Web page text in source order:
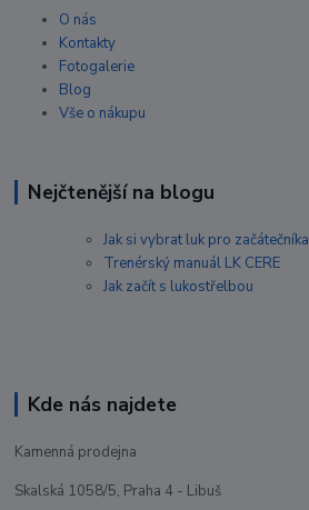
O nás
Kontakty
Fotogalerie
Blog
Vše o nákupu
Nejčtenější na blogu
Jak si vybrat luk pro začátečníka
Trenérský manuál LK CERE
Jak začít s lukostřelbou
Kde nás najdete
Kamenná prodejna
Skalská 1058/5, Praha 4 - Libuš